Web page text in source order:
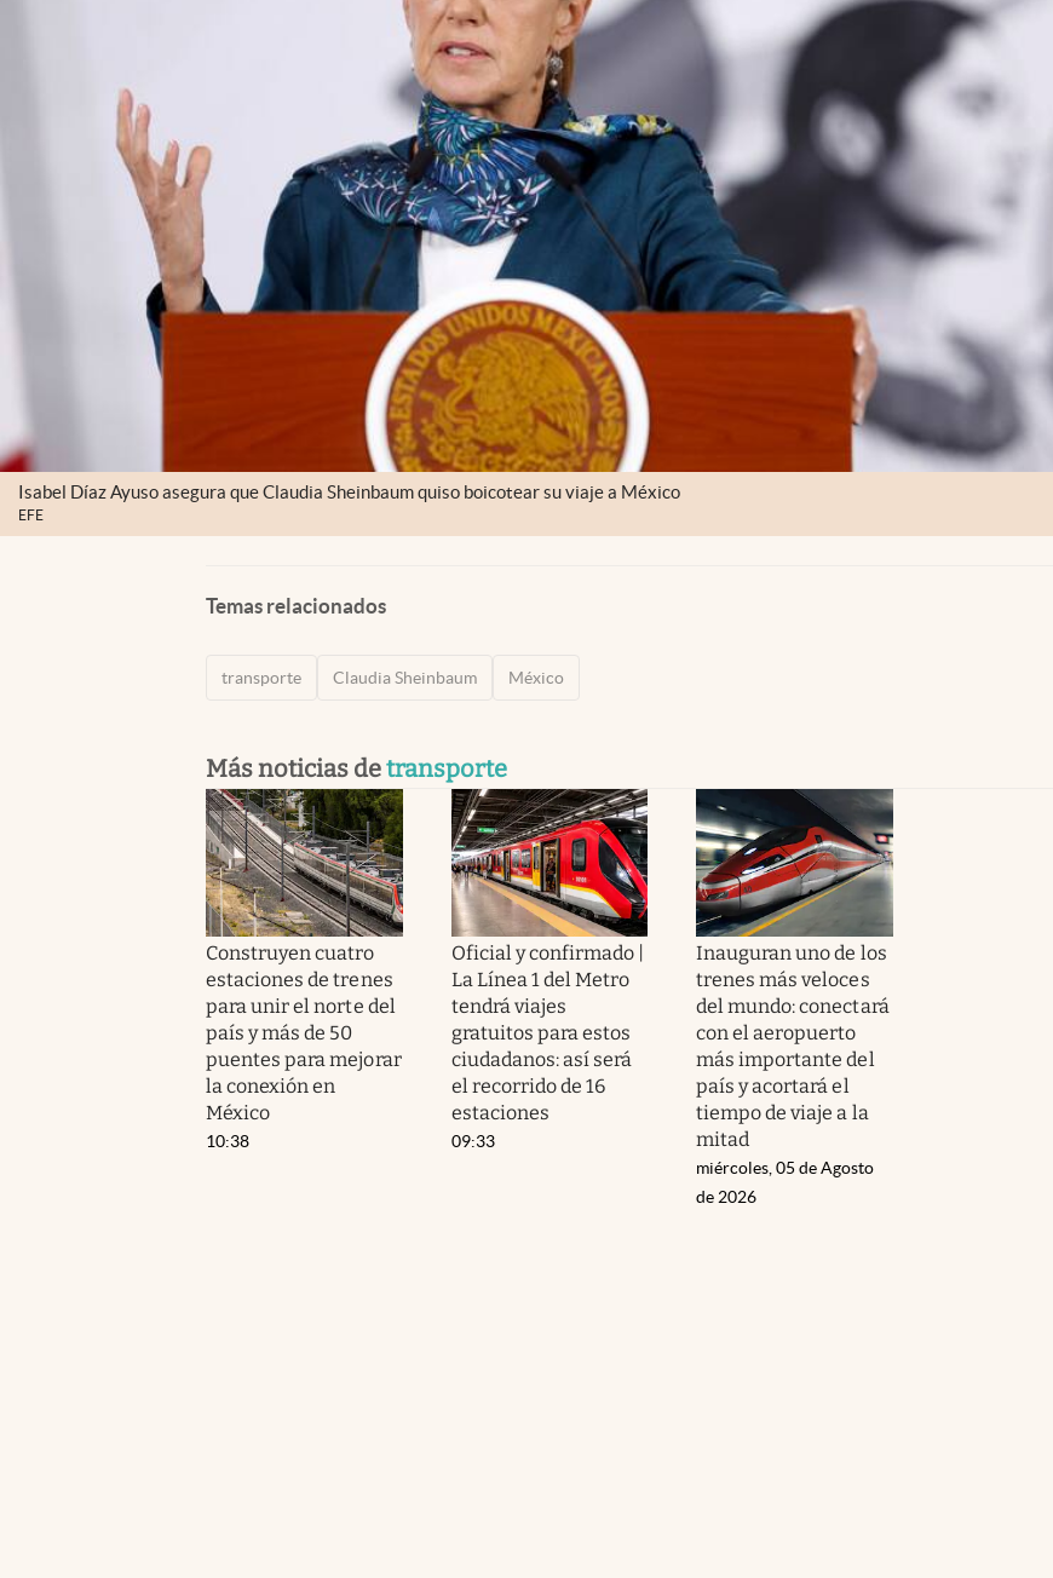
Isabel Díaz Ayuso asegura que Claudia Sheinbaum quiso boicotear su viaje a México
EFE
Temas relacionados
transporte Claudia Sheinbaum México
Más noticias detransporte
Construyen cuatro
estaciones de trenes
para unir el norte del
país y más de 50
puentes para mejorar
la conexión en
México
10:38
Oficial y confirmado |
La Línea 1 del Metro
tendrá viajes
gratuitos para estos
ciudadanos: así será
el recorrido de 16
estaciones
09:33
Inauguran uno de los
trenes más veloces
del mundo: conectará
con el aeropuerto
más importante del
país y acortará el
tiempo de viaje a la
mitad
miércoles, 05 de Agosto
de 2026